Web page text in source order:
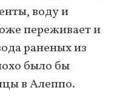
воду и
переживает и
раненых из
было бы
в Алеппо.